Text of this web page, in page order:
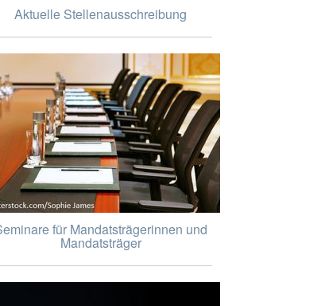
Aktuelle Stellenausschreibung
für Mandatsträgerinnen und
Mandatsträger